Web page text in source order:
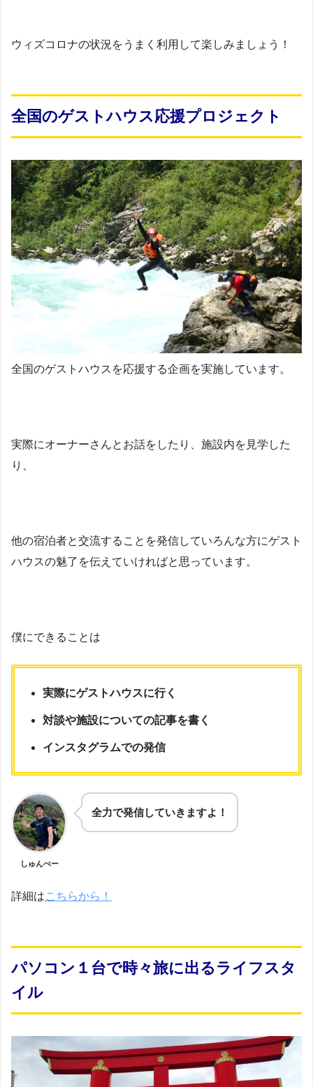
ウィズコロナの状況をうまく利用して楽しみましょう！
全国のゲストハウス応援プロジェクト
全国のゲストハウスを応援する企画を実施しています。
実際にオーナーさんとお話をしたり、施設内を見学した
り、
他の宿泊者と交流することを発信していろんな方にゲスト
ハウスの魅了を伝えていければと思っています。
僕にできることは
実際にゲストハウスに行く
対談や施設についての記事を書く
インスタグラムでの発信
しゅんぺー
全力で発信していきますよ！
詳細はこちらから！
パソコン１台で時々旅に出るライフスタ
イル